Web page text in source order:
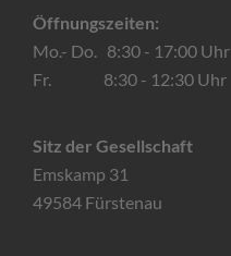
Öffnungszeiten:
Mo.- Do. 8:30 - 17:00 Uhr
Fr. 8:30 - 12:30 Uhr
Sitz der Gesellschaft
Emskamp 31
49584 Fürstenau